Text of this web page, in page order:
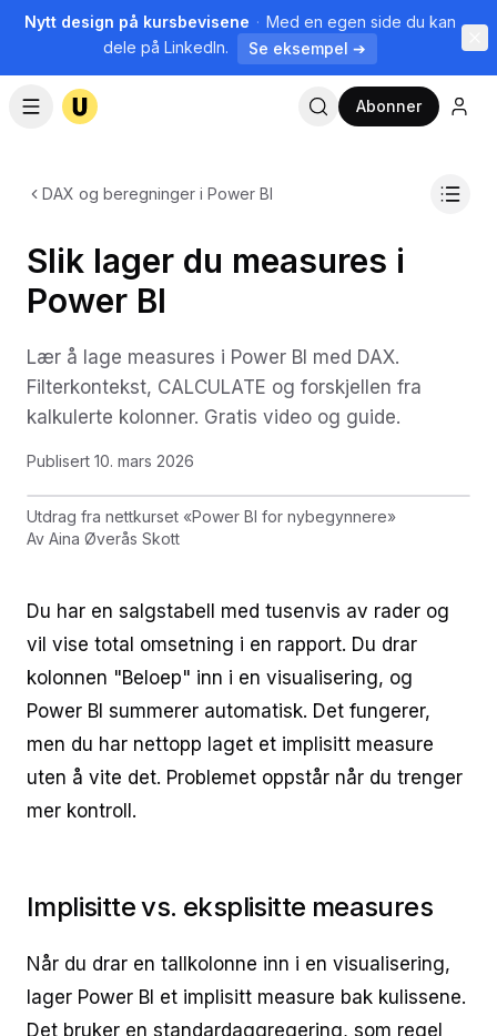
Nytt design på kursbevisene · Med en egen side du kan
dele på LinkedIn.
Se eksempel ➔
Abonner
DAX og beregninger i Power BI
Slik lager du measures i
Power BI
Lær å lage measures i Power BI med DAX.
Filterkontekst, CALCULATE og forskjellen fra
kalkulerte kolonner. Gratis video og guide.
Publisert 10. mars 2026
Utdrag fra nettkurset «Power BI for nybegynnere»
Av Aina Øverås Skott
Du har en salgstabell med tusenvis av rader og
vil vise total omsetning i en rapport. Du drar
kolonnen "Beloep" inn i en visualisering, og
Power BI summerer automatisk. Det fungerer,
men du har nettopp laget et implisitt measure
uten å vite det. Problemet oppstår når du trenger
mer kontroll.
Implisitte vs. eksplisitte measures
Når du drar en tallkolonne inn i en visualisering,
lager Power BI et implisitt measure bak kulissene.
Det bruker en standardaggregering, som regel